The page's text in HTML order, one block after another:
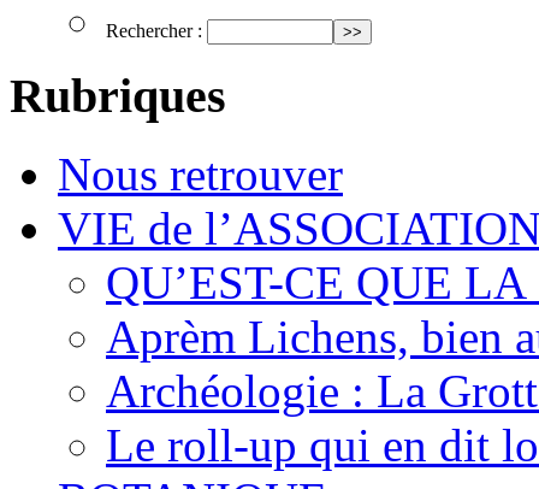
Rechercher :
Rubriques
Nous retrouver
VIE de
QU’EST-CE QUE
Aprèm Lichens, bien
Archéologie : La
Le roll-up qui en dit